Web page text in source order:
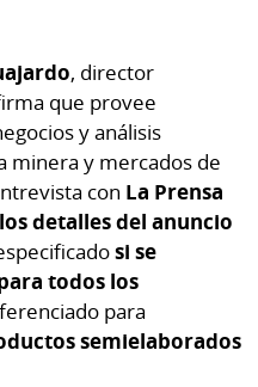
, director
que provee
y análisis
minera y mercados de
con La Prensa
detalles del anuncio
si se
todos los
para
semielaborados